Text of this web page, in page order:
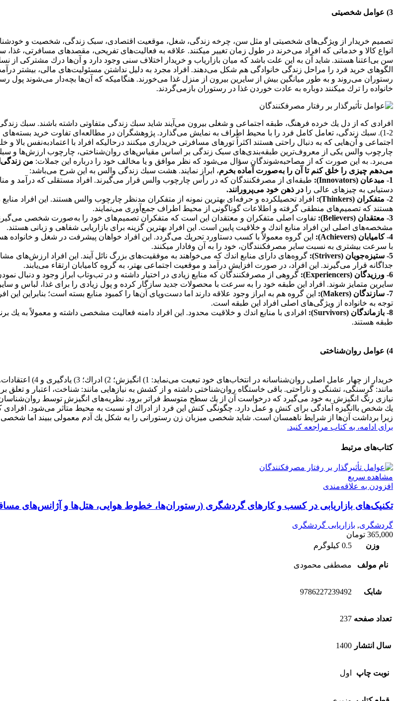
3) عوامل شخصیتی
تصمیم خریدار از ویژگی‌های شخصیتی او مثل سن، چرخه زندگی، شغل، موقعیت اقتصادی، سبک زندگی، شخصیت و
انواع كالا و خدماتی كه افراد می‌خرند در طول زمان تغییر میکنند. علاقه به فعالیت‌های تفریحی، مقصدهای مسافرتی،
سن بی‌اعتنا هستند. شاید آن به این علت باشد كه میان بازاریاب و خریدار اختلاف سنی وجود دارد و آن‌ها درك مشتركی از
الگوهای خرید فرد را مراحل زندگی خانوادگی هم شكل می‌دهند. افراد مجرد به دلیل نداشتن مسئولیت‌های مالی، بیشتر
رستوران می‌روند و به طور میانگین بیش از سایرین بیرون از منزل غذا می‌خورند. هنگامیکه كه آن‌ها بچه‌دار می‌شوند پول
خانواده را ترك میکنند دوباره به عادت خوردن غذا در رستوران بازمی‌گردند.
افرادی كه از دل یك خرده فرهنگ، طبقه اجتماعی و شغلی بیرون می‌آیند شاید سبك زندگی متفاوتی داشته باشند. سبك
2-1). سبك زندگی، تعامل كامل فرد را با محیط اطراف به نمایش می‌گذارد. پژوهشگران در مطالعه‌ای تفاوت خرید
اجتماعی و آن‌هایی كه به دنبال راحتی هستند اكثراً تورهای مسافرتی خریداری میکنند درحالیکه افراد با اعتمادبه‌نفس بالا
چارچوب والس یكی از معروف‌ترین طبقه‌بندی‌های سبک زندگی بر اساس مقیاس‌های روان‌شناختی، چارچوب ارزش‌ها و
می‌برد. به این صورت كه از مصاحبه‌شوندگان سؤال می‌شود كه نظر موافق و یا مخالف خود را درباره این جملات: من
می‌دهم چیزی را خلق كنم تا آن را به‌صورت آماده بخرم، ابراز نمایند. هشت سبك زندگی والس به این شرح می‌باشد:
1- مبدعان (Innovators):
طبقه‌ای از مصرفکنندگان كه در رأس چارچوب والس قرار می‌گیرند. افراد مستقلی كه درآمد و منابع
دستیابی به چیزهای عالی را در ذهن خود می‌پرورانند.
2- متفكران (Thinkers):
افراد تحصیلکرده و حرفه‌ای بهترین نمونه از متفكران مدنظر چارچوب والس هستند. این افراد
هستند كه تصمیم‌های منطقی گرفته و اطلاعات گوناگونی از محیط اطراف جمع‌آوری می‌نمایند.
3- معتقدان (Believers):
تفاوت اصلی متفكران و معتقدان این است كه متفكران تصمیم‌های خود را به‌صورت شخصی می‌گیرند
مشخصه‌های اصلی این افراد منابع اندك و خلاقیت پایین است. این افراد بهترین گزینه برای بازاریابی شفاهی و زبانی هستند.
4- كامیابان (Achievers):
این گروه معمولاً با كسب دستاورد تحریك می‌گردد. این افراد خواهان پیشرفت در شغل و خانواده
با سرعت بیشتری به نسبت سایر مصرفکنندگان، خود را به آن وفادار میکنند.
5- ستیزه‌جویان (Strivers):
گروه‌های دارای منابع اندك كه می‌خواهند به موفقیت‌های بزرگ نائل آیند. این افراد ارزش‌های مشابه
جداگانه قرار می‌گیرند. این افراد، در صورت افزایش درآمد و موقعیت اجتماعی بهتر، به گروه كامیابان ارتقاء می‌یابند.
6- ورزیدگان (Experiencers):
گروهی از مصرفکنندگان كه منابع زیادی در اختیار داشته و در تب‌و‌تاب ابراز وجود و دنبال
سایرین متمایز شوند. افراد این طبقه خود را به سرعت با محصولات جدید سازگار كرده و پول زیادی را برای غذا، لباس
7- سازندگان (Makers):
این گروه هم به ابراز وجود علاقه دارند اما دست‌وپای آن‌ها را كمبود منابع بسته است؛ بنابراین
توجه به خانواده از ویژگی‌های اصلی افراد این طبقه است.
8- بازماندگان (Survivors):
افرادی با منابع اندك و خلاقیت محدود. این افراد دامنه فعالیت مشخصی داشته و معمولاً به یك
طبقه هستند.
4) عوامل روان‌شناختی
خریدار از چهار عامل
مانند: گرسنگی، تشنگی و ناراحتی. باقی خاستگاه روان‌شناختی داشته و از كشش به نیازهایی مانند: شناخت، اعتبار و تعلق
نیازی رنگ انگیزش به خود می‌گیرد كه درخواست آن از یك سطح متوسط فراتر برود. نظریه‌های انگیزش توسط روان‌شناسان
یك شخص باانگیزه آمادگی برای كنش و عمل دارد. چگونگی كنش این فرد از ادراك او نسبت به محیط متأثر می‌شود.
زیرا برداشت آن‌ها از شرایط ناهمسان است. شاید شخصی میزبان زن رستورانی را به شكل یك آدم معمولی ببیند اما
برای ادامه، به کتاب مراجعه کنید.
کتاب‌های مرتبط
مشاهده سریع
افزودن به علاقه‌مندی
تکنیک‌های بازاریابی در کسب و کارهای گردشگری (رستوران‌ها، خطوط هوایی، هتل‌ها و آژانس‌های
گردشگری, بازاریابی گردشگری
365,000 تومان
وزن
0.5 کیلوگرم
نام مولف مصطفی محمودی
شابک 9786227239492
تعداد صفحه 237
سال انتشار 1400
نوبت چاپ اول